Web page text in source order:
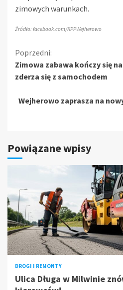
zimowych warunkach.
Źródło: facebook.com/KPPWejherowo
Kontynuuj
czytanie
Poprzedni:
Zimowa zabawa kończy się
zderza się z samochodem
Wejherowo zaprasza na
Powiązane wpisy
DROGI I REMONTY
Ulica Długa w Milwinie